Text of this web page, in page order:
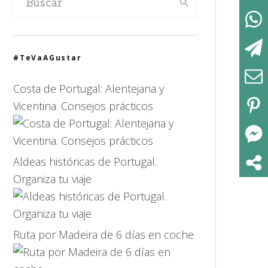
#TeVaAGustar
Costa de Portugal: Alentejana y
Vicentina. Consejos prácticos
Aldeas históricas de Portugal.
Organiza tu viaje
Ruta por Madeira de 6 días en coche